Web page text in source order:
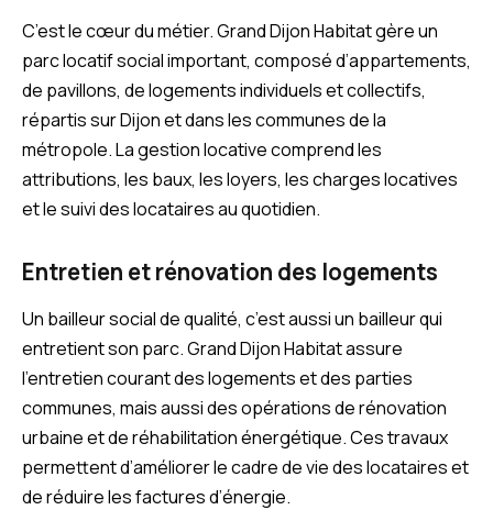
C’est le cœur du métier. Grand Dijon Habitat gère un
parc locatif social important, composé d’appartements,
de pavillons, de logements individuels et collectifs,
répartis sur Dijon et dans les communes de la
métropole. La gestion locative comprend les
attributions, les baux, les loyers, les charges locatives
et le suivi des locataires au quotidien.
Entretien et rénovation des logements
Un bailleur social de qualité, c’est aussi un bailleur qui
entretient son parc. Grand Dijon Habitat assure
l’entretien courant des logements et des parties
communes, mais aussi des opérations de rénovation
urbaine et de réhabilitation énergétique. Ces travaux
permettent d’améliorer le cadre de vie des locataires et
de réduire les factures d’énergie.